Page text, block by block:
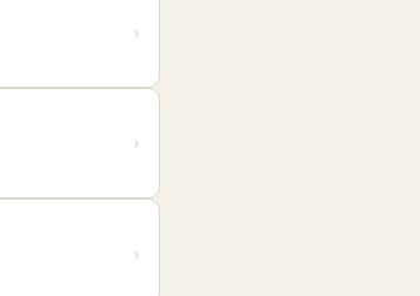
›
›
›